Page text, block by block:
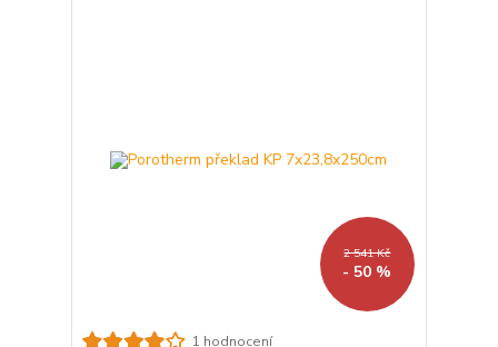
2 541 Kč
- 50 %
1 hodnocení